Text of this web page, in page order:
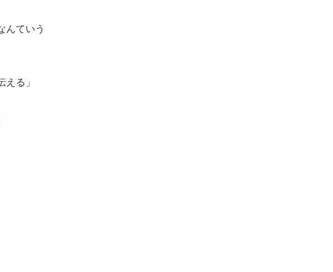
んていう
る」